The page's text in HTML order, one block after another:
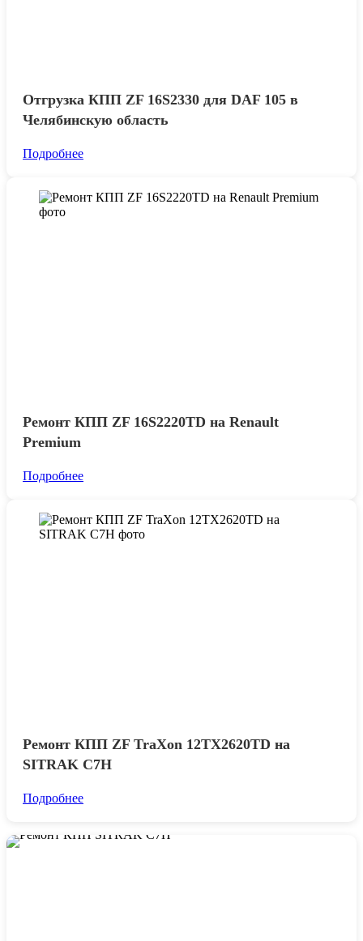
Отгрузка КПП ZF 16S2330 для DAF 105 в
Челябинскую область
Подробнее
Ремонт КПП ZF 16S2220TD на Renault
Premium
Подробнее
Ремонт КПП ZF TraXon 12TX2620TD на
SITRAK C7H
Подробнее